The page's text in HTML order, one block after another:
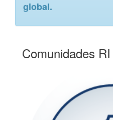
global.
Comunidades